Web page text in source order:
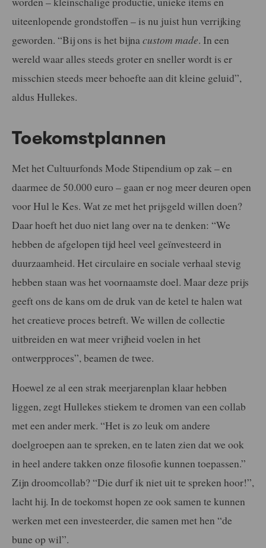
uiteenlopende grondstoffen – is nu juist hun verrijking
geworden. “Bij ons is het bijnacustom made. In een
wereld waar alles steeds groter en sneller wordt is er
misschien steeds meer behoefte aan dit kleine geluid”,
aldus Hullekes.
Toekomstplannen
Met hetCultuurfonds Mode Stipendium op zak – en
daarmee de 50.000 euro – gaan er nog meer deuren open
voor Hul le Kes. Wat ze met het prijsgeld willen doen?
Daar hoeft het duo niet lang over na te denken: “We
hebben de afgelopen tijd heel veel geïnvesteerd in
duurzaamheid. Het circulaire en sociale verhaal stevig
hebben staan was het voornaamste doel. Maar deze prijs
geeft ons de kans om de druk van de ketel te halen wat
het creatieve proces betreft. We willen de collectie
uitbreiden en wat meer vrijheid voelen in het
ontwerpproces”, beamen de twee.
Hoewel ze al een strak meerjarenplan klaar hebben
liggen, zegt Hullekes stiekem te dromen van een collab
met een ander merk. “Het is zo leuk om andere
doelgroepen aan te spreken, en te laten zien dat we ook
in heel andere takken onze filosofie kunnen toepassen.”
Zijn droomcollab? “Die durf ik niet uit te spreken hoor!”,
lacht hij. In de toekomst hopen ze ook samen te kunnen
werken met een investeerder, die samen met hen “de
bune op wil”.